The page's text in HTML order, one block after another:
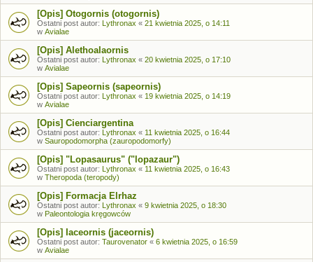
[Opis] Otogornis (otogornis)
Ostatni post autor: Lythronax « 21 kwietnia 2025, o 14:11
w Avialae
[Opis] Alethoalaornis
Ostatni post autor: Lythronax « 20 kwietnia 2025, o 17:10
w Avialae
[Opis] Sapeornis (sapeornis)
Ostatni post autor: Lythronax « 19 kwietnia 2025, o 14:19
w Avialae
[Opis] Cienciargentina
Ostatni post autor: Lythronax « 11 kwietnia 2025, o 16:44
w Sauropodomorpha (zauropodomorfy)
[Opis] "Lopasaurus" ("lopazaur")
Ostatni post autor: Lythronax « 11 kwietnia 2025, o 16:43
w Theropoda (teropody)
[Opis] Formacja Elrhaz
Ostatni post autor: Lythronax « 9 kwietnia 2025, o 18:30
w Paleontologia kręgowców
[Opis] Iaceornis (jaceornis)
Ostatni post autor: Taurovenator « 6 kwietnia 2025, o 16:59
w Avialae